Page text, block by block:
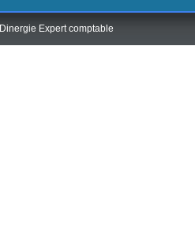
Dinergie Expert comptable